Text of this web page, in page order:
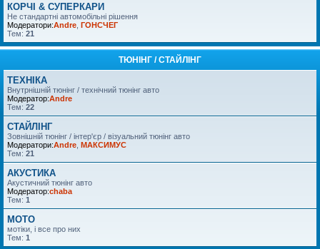
КОРЧІ & СУПЕРКАРИ
Не стандартні автомобільні рішення
Модератори:Andre ГОНСЧЕГ
Тем: 21
ТЮНІНГ / СТАЙЛІНГ
ТЕХНІКА
Внутрнішній тюнінг / технічний тюнінг авто
Модератор:Andre
Тем: 22
СТАЙЛІНГ
Зовнішній тюнінг / інтер'єр / візуальний тюнінг авто
Модератори:Andre МАКСИМУС
Тем: 21
АКУСТИКА
Акустичний тюнінг авто
Модератор:chaba
Тем: 1
MOTO
мотіки, і все про них
Тем: 1